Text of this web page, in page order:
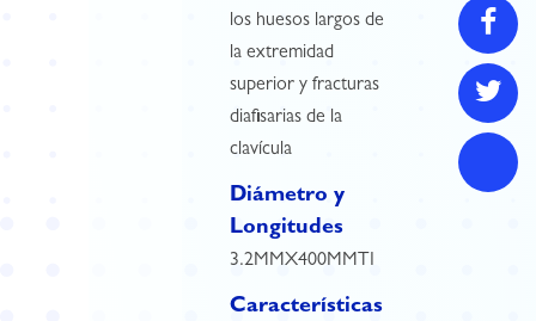
los huesos largos de
la extremidad
superior y fracturas
diafisarias de la
clavícula
Diámetro y
Longitudes
3.2MMX400MMTI
Características